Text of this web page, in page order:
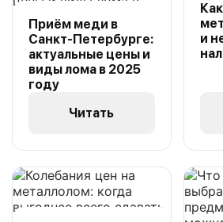
Приём меди в
Санкт-Петербурге:
актуальные цены и
виды лома в 2025
году
Читать
и